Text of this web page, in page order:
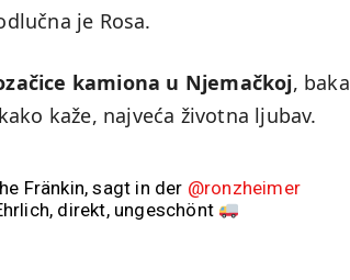
je Rosa.
kamiona u Njemačkoj, baka
kaže, najveća životna ljubav.
Fränkin, sagt in der @ronzheimer
direkt, ungeschönt